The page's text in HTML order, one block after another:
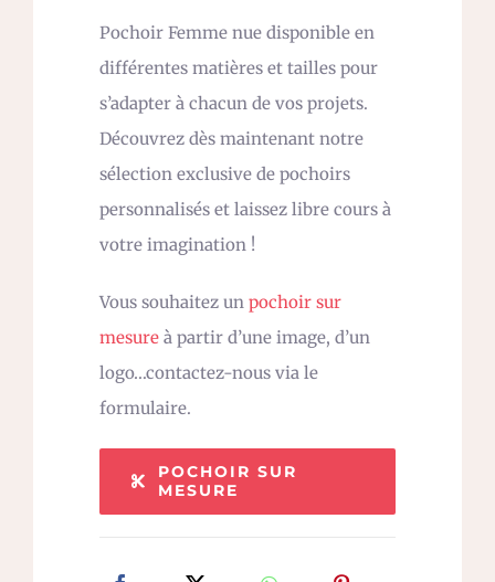
Pochoir Femme nue disponible en
différentes matières et tailles pour
s’adapter à chacun de vos projets.
Découvrez dès maintenant notre
sélection exclusive de pochoirs
personnalisés et laissez libre cours à
votre imagination !
Vous souhaitez un pochoir sur
mesure à partir d’une image, d’un
logo…contactez-nous via le
formulaire.
POCHOIR SUR
MESURE